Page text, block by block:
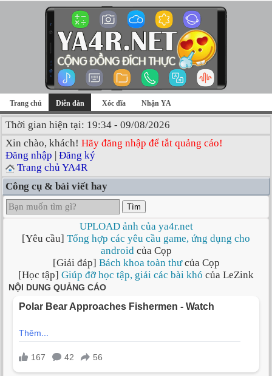
Trang chủ Diễn đàn Xóc đĩa Nhận YA
Thời gian hiện tại: 19:34 - 09/08/2026
Xin chào, khách! Hãy đăng nhập để tắt quảng cáo!
Đăng nhập | Đăng ký
Trang chủ YA4R
Công cụ & bài viết hay
Tìm
UPLOAD ảnh của ya4r.net
[Yêu cầu] Tổng hợp các yêu cầu game, ứng dụng cho
androidcủa Cọp
[Giải đáp] Bách khoa toàn thưcủa Cọp
[Học tập] Giúp đỡ học tập, giải các bài khó của LeZink